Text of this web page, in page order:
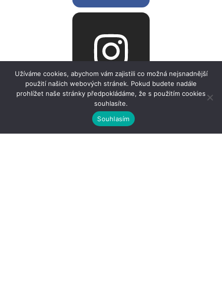
Užíváme cookies, abychom vám zajistili co možná nejsnadnější
použití našich webových stránek. Pokud budete nadále
prohlížet naše stránky předpokládáme, že s použitím cookies
souhlasíte.
Souhlasím